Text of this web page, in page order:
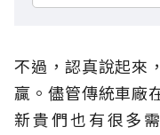
不過，認真說起來
贏。儘管傳統車廠
新貴們也有很多